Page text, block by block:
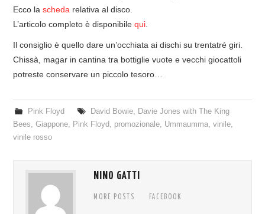
Ecco lascheda relativa al disco.
L’articolo completo è disponibilequi
Il consiglio è quello dare un’occhiata ai dischi su trentatré giri.
Chissà, magar in cantina tra bottiglie vuote e vecchi giocattoli
potreste conservare un piccolo tesoro…
Pink Floyd David Bowie, Davie Jones with The King
Bees,Giappone, Pink Floyd, promozionale, Ummaumma,vinile,
vinile rosso
NINO GATTI
MORE POSTS FACEBOOK